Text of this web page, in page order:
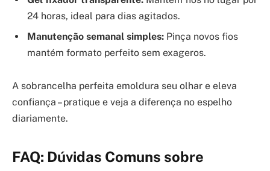
24 horas, ideal para dias agitados.
Manutenção semanal simples: Pinça novos fios
mantém formato perfeito sem exageros.
A sobrancelha perfeita emoldura seu olhar e eleva
confiança – pratique e veja a diferença no espelho
diariamente.
FAQ: Dúvidas Comuns sobre